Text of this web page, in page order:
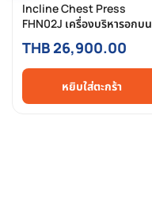
Incline Chest Press
FHN02J เครื่องบริหารอกบน
Commercial ให้แรงโดน
เฉพาะจุด แน่น ลึก ปลอดภัย
กว่า
THB 26,900.00
หยิบใส่ตะกร้า